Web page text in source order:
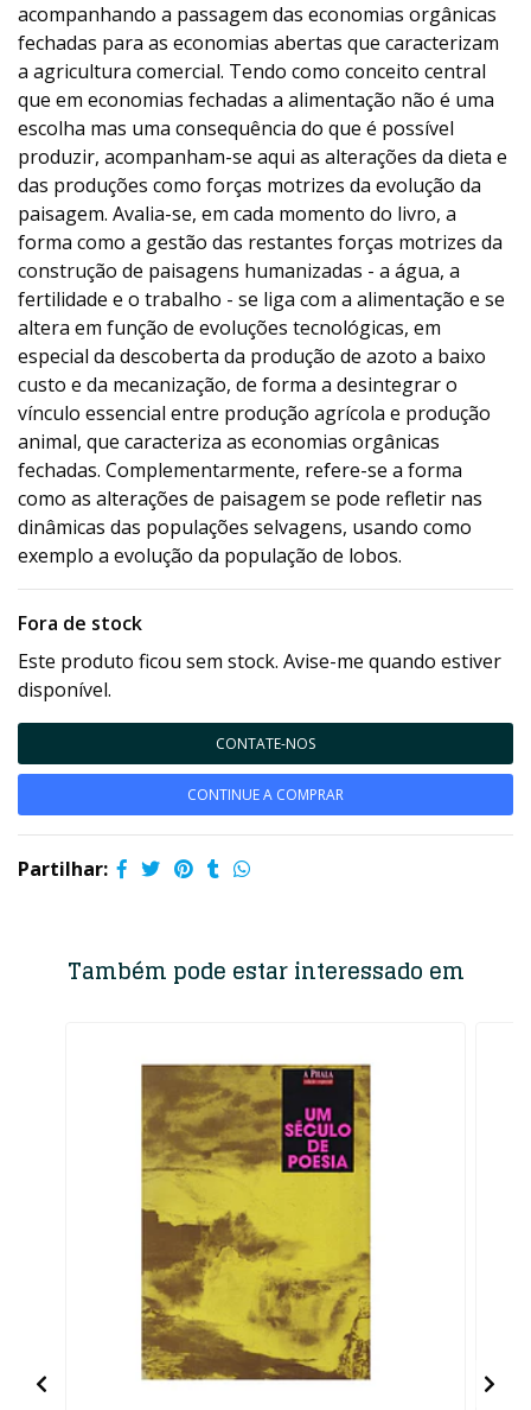
acompanhando a passagem das economias orgânicas
fechadas para as economias abertas que caracterizam
a agricultura comercial. Tendo como conceito central
que em economias fechadas a alimentação não é uma
escolha mas uma consequência do que é possível
produzir, acompanham-se aqui as alterações da dieta e
das produções como forças motrizes da evolução da
paisagem. Avalia-se, em cada momento do livro, a
forma como a gestão das restantes forças motrizes da
construção de paisagens humanizadas - a água, a
fertilidade e o trabalho - se liga com a alimentação e se
altera em função de evoluções tecnológicas, em
especial da descoberta da produção de azoto a baixo
custo e da mecanização, de forma a desintegrar o
vínculo essencial entre produção agrícola e produção
animal, que caracteriza as economias orgânicas
fechadas. Complementarmente, refere-se a forma
como as alterações de paisagem se pode refletir nas
dinâmicas das populações selvagens, usando como
exemplo a evolução da população de lobos.
Fora de stock
Este produto ficou sem stock. Avise-me quando estiver
disponível.
CONTATE-NOS
CONTINUE A COMPRAR
Partilhar:
Também pode estar interessado em